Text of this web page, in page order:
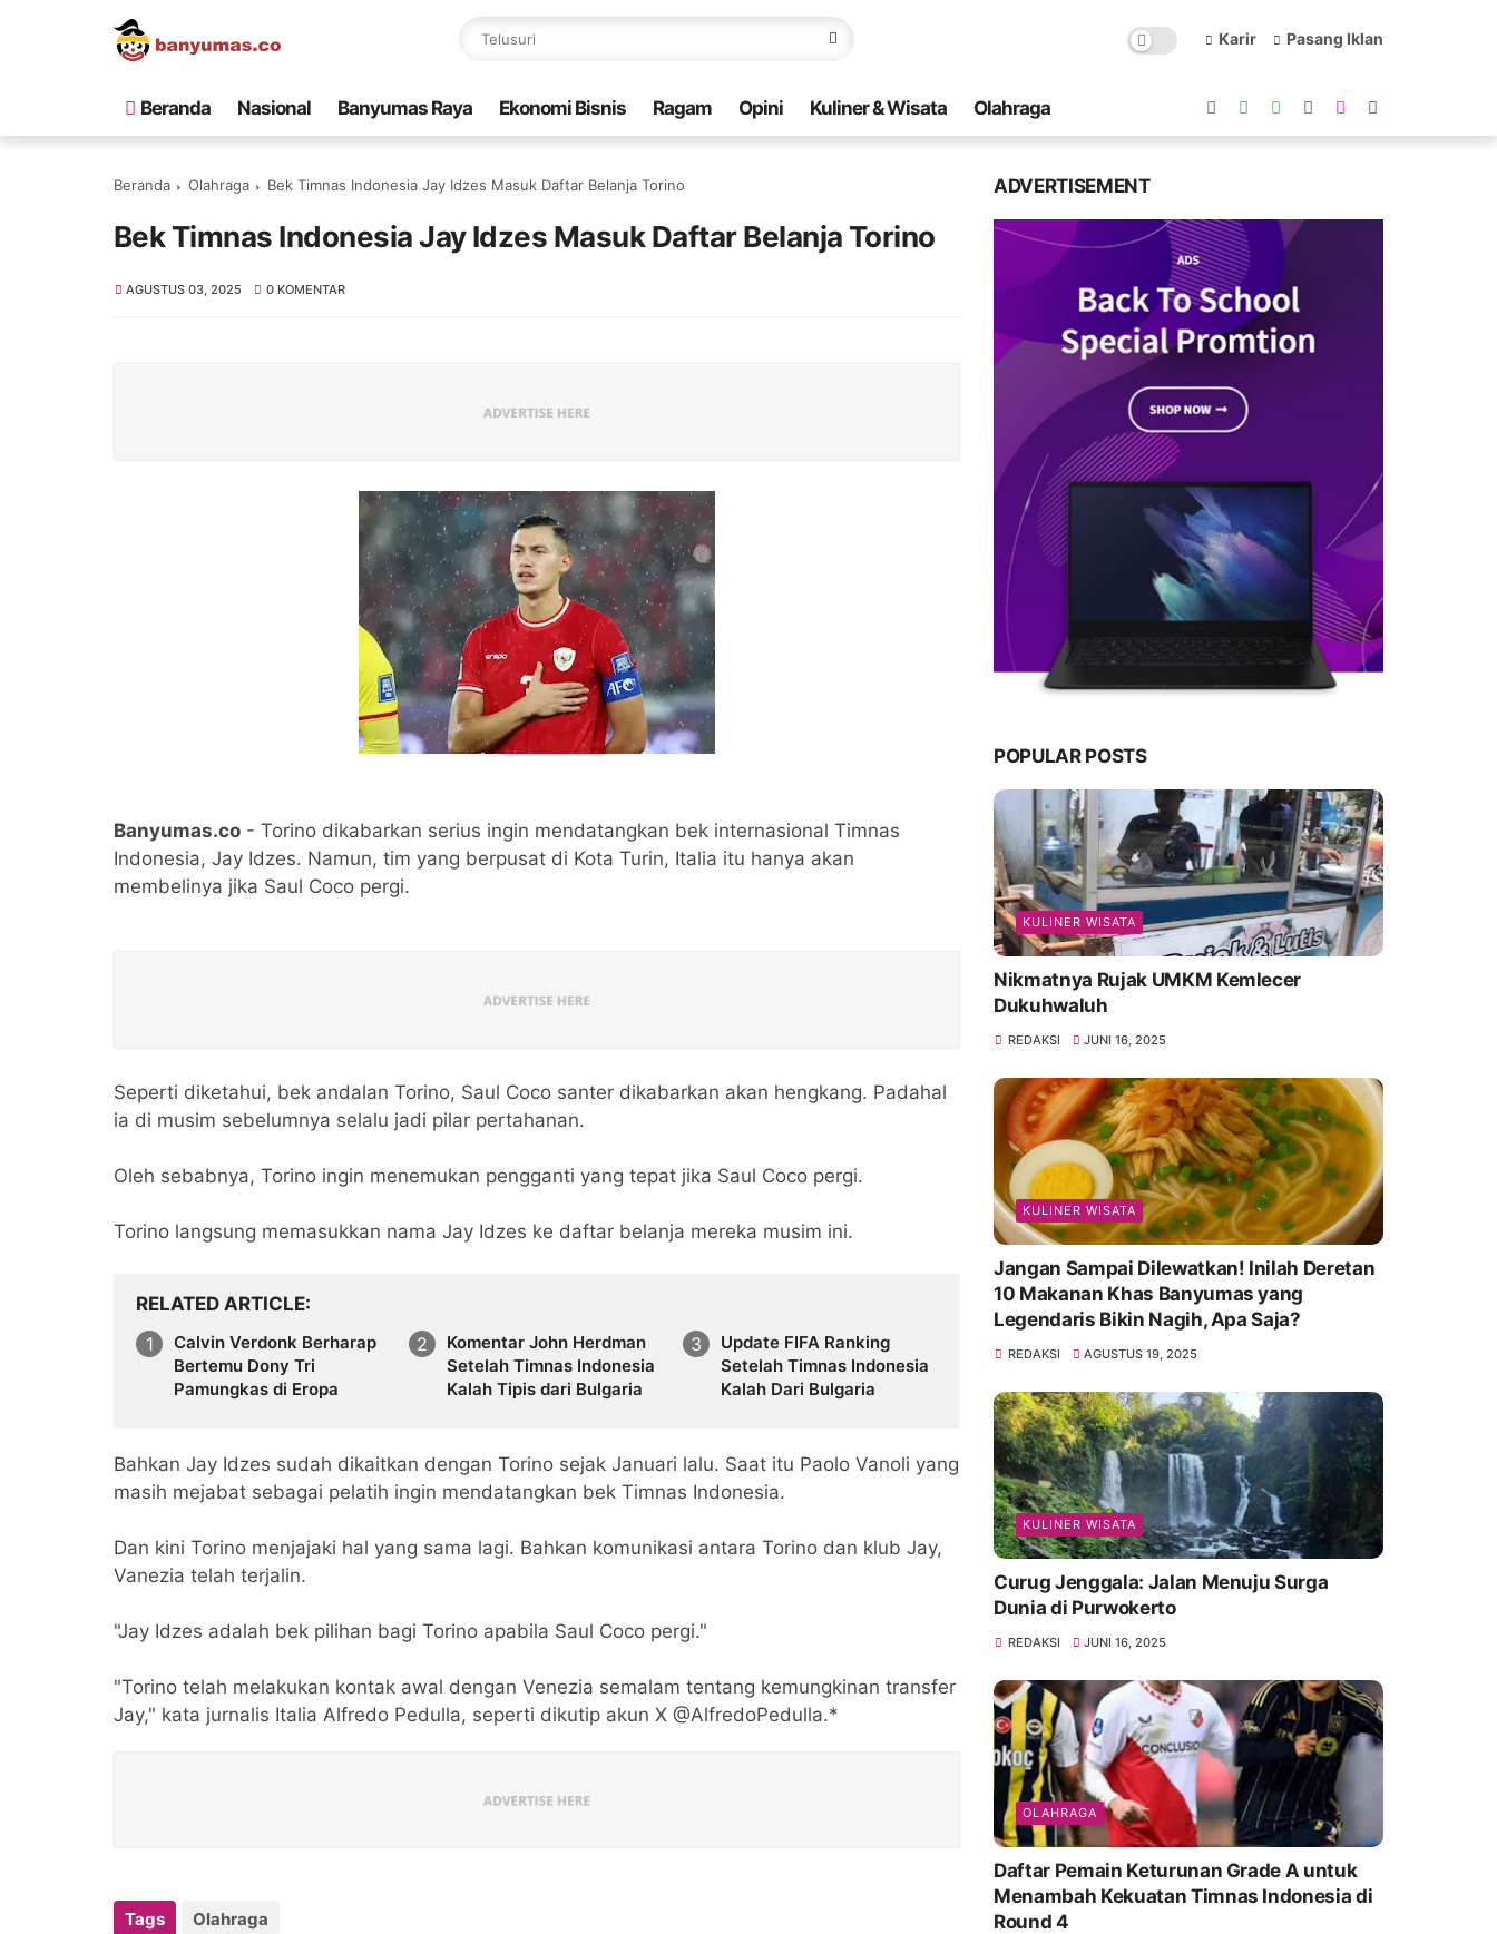
Karir Pasang Iklan
Beranda Nasional Banyumas Raya Ekonomi Bisnis Ragam Opini Kuliner & Wisata Olahraga
Beranda Olahraga Bek Timnas Indonesia Jay Idzes Masuk Daftar Belanja Torino
Bek Timnas Indonesia Jay Idzes Masuk Daftar Belanja Torino
AGUSTUS 03, 2025 0 KOMENTAR
Banyumas.co - Torino dikabarkan serius ingin mendatangkan bek internasional Timnas
Indonesia, Jay Idzes. Namun, tim yang berpusat di Kota Turin, Italia itu hanya akan
membelinya jika Saul Coco pergi.
Seperti diketahui, bek andalan Torino, Saul Coco santer dikabarkan akan hengkang. Padahal
ia di musim sebelumnya selalu jadi pilar pertahanan.
Oleh sebabnya, Torino ingin menemukan pengganti yang tepat jika Saul Coco pergi.
Torino langsung memasukkan nama Jay Idzes ke daftar belanja mereka musim ini.
RELATED ARTICLE
Calvin Verdonk Berharap
Bertemu Dony Tri
Pamungkas di Eropa
Komentar John Herdman
Setelah Timnas Indonesia
Kalah Tipis dari Bulgaria
Update FIFA Ranking
Setelah Timnas Indonesia
Kalah Dari Bulgaria
Bahkan Jay Idzes sudah dikaitkan dengan Torino sejak Januari lalu. Saat itu Paolo Vanoli yang
masih mejabat sebagai pelatih ingin mendatangkan bek Timnas Indonesia.
Dan kini Torino menjajaki hal yang sama lagi. Bahkan komunikasi antara Torino dan klub Jay,
Vanezia telah terjalin.
"Jay Idzes adalah bek pilihan bagi Torino apabila Saul Coco pergi."
"Torino telah melakukan kontak awal dengan Venezia semalam tentang kemungkinan transfer
Jay," kata jurnalis Italia Alfredo Pedulla, seperti dikutip akun X @AlfredoPedulla.*
Tags Olahraga
ADVERTISEMENT
POPULAR POSTS
KULINER WISATA
Nikmatnya Rujak UMKM Kemlecer
Dukuhwaluh
REDAKSI JUNI 16, 2025
KULINER WISATA
Jangan Sampai Dilewatkan! Inilah Deretan
10 Makanan Khas Banyumas yang
Legendaris Bikin Nagih, Apa Saja?
REDAKSI AGUSTUS 19, 2025
KULINER WISATA
Curug Jenggala: Jalan Menuju Surga
Dunia di Purwokerto
REDAKSI JUNI 16, 2025
OLAHRAGA
Daftar Pemain Keturunan Grade A untuk
Menambah Kekuatan Timnas Indonesia di
Round 4